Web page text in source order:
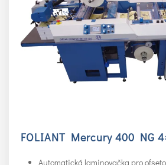
FOLIANT Mercury 400 NG
Automatická laminovačka pro